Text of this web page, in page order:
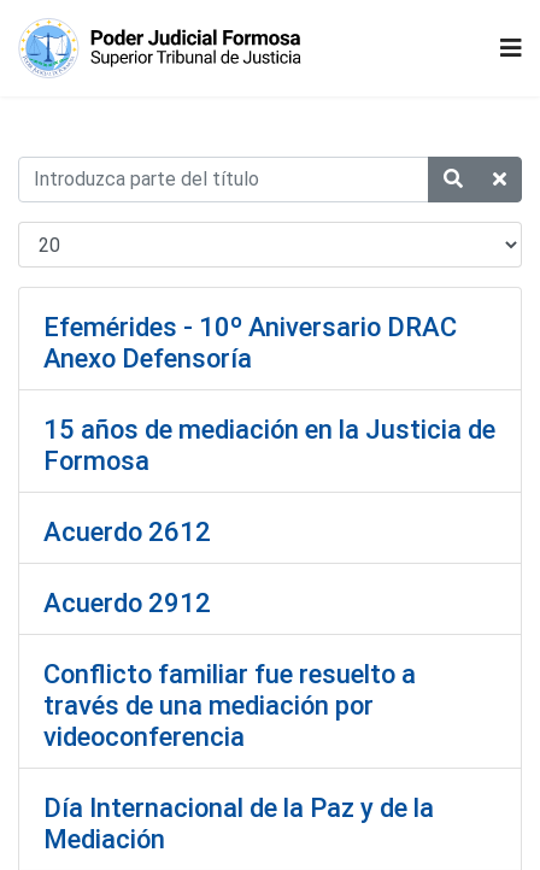
Efemérides - 10º Aniversario DRAC
Anexo Defensoría
15 años de mediación en la Justicia de
Formosa
Acuerdo 2612
Acuerdo 2912
Conflicto familiar fue resuelto a
través de una mediación por
videoconferencia
Día Internacional de la Paz y de la
Mediación